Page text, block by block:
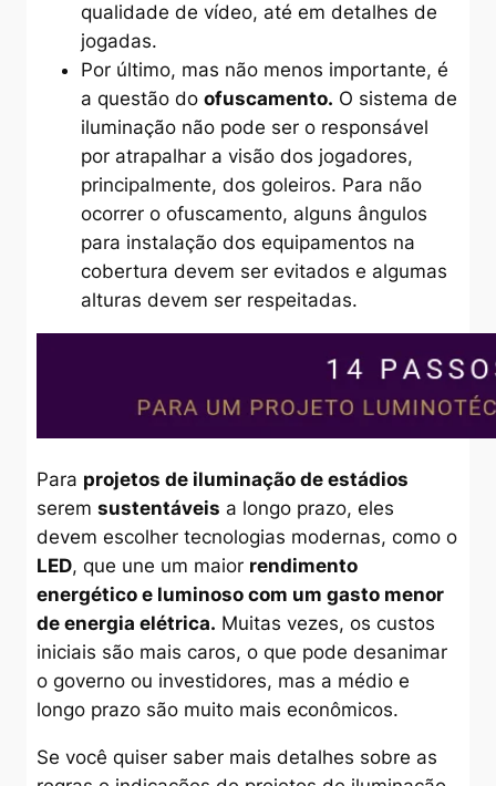
qualidade de vídeo, até em detalhes de
jogadas.
Por último, mas não menos importante, é
a questão do ofuscamento. O sistema de
iluminação não pode ser o responsável
por atrapalhar a visão dos jogadores,
principalmente, dos goleiros. Para não
ocorrer o ofuscamento, alguns ângulos
para instalação dos equipamentos na
cobertura devem ser evitados e algumas
alturas devem ser respeitadas.
Para projetos de iluminação de estádios
serem sustentáveis a longo prazo, eles
devem escolher tecnologias modernas, como o
LED, que une um maior rendimento
energético e luminoso com um gasto menor
de energia elétrica. Muitas vezes, os custos
iniciais são mais caros, o que pode desanimar
o governo ou investidores, mas a médio e
longo prazo são muito mais econômicos.
Se você quiser saber mais detalhes sobre as